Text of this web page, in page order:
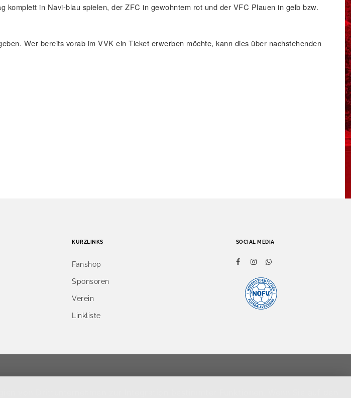
komplett in Navi-blau spielen, der ZFC in gewohntem rot und der VFC Plauen in gelb bzw.
Wer bereits vorab im VVK ein Ticket erwerben möchte, kann dies über nachstehenden
KURZLINKS
Fanshop
Sponsoren
Verein
Linkliste
SOCIAL MEDIA